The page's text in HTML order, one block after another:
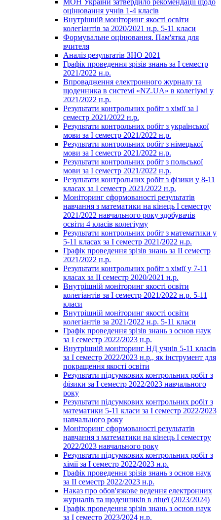
оцінювання учнів 1-4 класів
Внутрішній моніторинг якості освіти
колегіантів за 2020/2021 н.р. 5-11 класи
Формувальне оцінювання. Пам'ятка для
вчителя
Аналіз результатів ЗНО 2021
Графік проведення зрізів знань за І семестр
2021/2022 н.р.
Впровадження електронного журналу та
щоденника в системі «NZ.UA» в колегіумі у
2021/2022 н.р.
Результати контрольних робіт з хімії за І
семестр 2021/2022 н.р.
Результати контрольних робіт з української
мови за І семестр 2021/2022 н.р.
Результати контрольних робіт з німецької
мови за І семестр 2021/2022 н.р.
Результати контрольних робіт з польської
мови за І семестр 2021/2022 н.р.
Результати контрольних робіт з фізики у 8-11
класах за І семестр 2021/2022 н.р.
Моніторинг сформованості результатів
навчання з математики на кінець І семестру
2021/2022 навчального року здобувачів
освіти 4 класів колегіуму
Результати контрольних робіт з математики у
5-11 класах за І семестр 2021/2022 н.р.
Графік проведення зрізів знань за ІІ семестр
2021/2022 н.р.
Результати контрольних робіт з хімії у 7-11
класах за ІІ семестр 2020/2021 н.р.
Внутрішній моніторинг якості освіти
колегіантів за І семестр 2021/2022 н.р. 5-11
класи
Внутрішній моніторинг якості освіти
колегіантів за 2021/2022 н.р. 5-11 класи
Графік проведення зрізів знань з основ наук
за І семестр 2022/2023 н.р.
Внутрішній моніторинг НД учнів 5-11 класів
за І семестр 2022/2023 н.р., як інструмент для
покращення якості освіти
Результати підсумкових контрольних робіт з
фізики за І семестр 2022/2023 навчального
року
Результати підсумкових контрольних робіт з
математики 5-11 класи за І семестр 2022/2023
навчального року
Моніторинг сформованості результатів
навчання з математики на кінець І семестру
2022/2023 навчального року
Результати підсумкових контрольних робіт з
хімії за І семестр 2022/2023 н.р.
Графік проведення зрізів знань з основ наук
за ІІ семестр 2022/2023 н.р.
Наказ про обов'язкове ведення електронних
журналів та щоденників в ліцеї (2023/2024)
Графік проведення зрізів знань з основ наук
за І семестр 2023/2024 н.р.